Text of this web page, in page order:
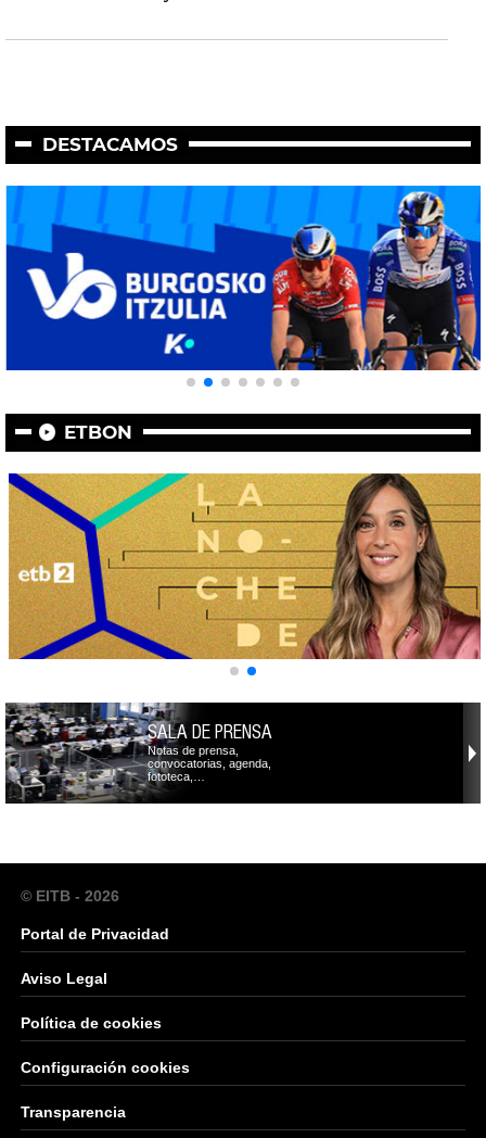
DESTACAMOS
ETBON
SALA DE PRENSA
Notas de prensa,
convocatorias, agenda,
fototeca,…
© EITB - 2026
Portal de Privacidad
Aviso Legal
Política de cookies
Configuración cookies
Transparencia